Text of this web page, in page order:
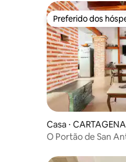
Preferido dos
Preferido dos
Casa ⋅ CARTAGENA
O Portão de San